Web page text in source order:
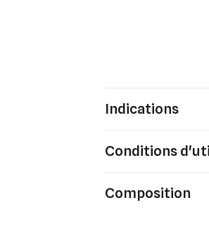
Indications
Conditions
Composition